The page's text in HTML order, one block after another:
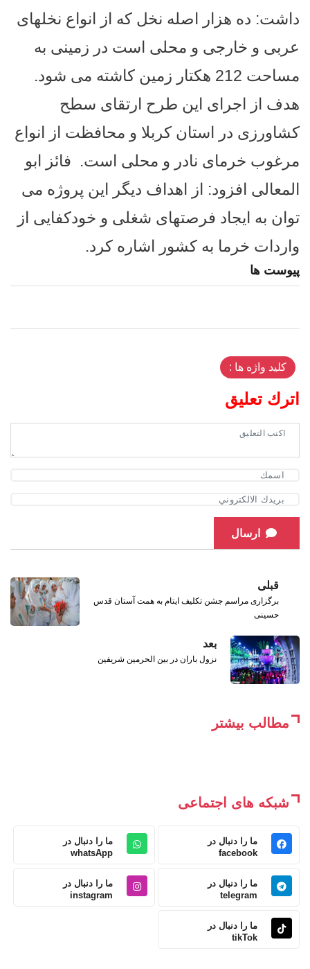
داشت: ده هزار اصله نخل که از انواع نخلهای
عربی و خارجی و محلی است در زمینی به
مساحت 212 هکتار زمین کاشته می شود.
هدف از اجرای این طرح ارتقای سطح
کشاورزی در استان کربلا و محافظت از انواع
مرغوب خرمای نادر و محلی است. فائز ابو
المعالی افزود: از اهداف دیگر این پروژه می
توان به ایجاد فرصتهای شغلی و خودکفایی از
واردات خرما به کشور اشاره کرد.
پیوست ها
کلید واژه ها :
اترك تعليق
ارسال
قبلی
برگزاری مراسم جشن تکلیف ایتام به همت آستان قدس
حسینی
بعد
نزول باران در بین الحرمین شریفین
مطالب بیشتر
شبکه های اجتماعی
ما را دنبال در
facebook
ما را دنبال در
whatsApp
ما را دنبال در
telegram
ما را دنبال در
instagram
ما را دنبال در
tikTok